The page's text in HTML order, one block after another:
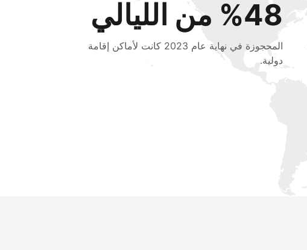
48‏% من الليالي
المحجوزة في نهاية عام 2023 كانت لأماكن إقامة
دولية.